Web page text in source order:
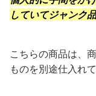
していてジャンク
こちらの商品は、
ものを別途仕入れ